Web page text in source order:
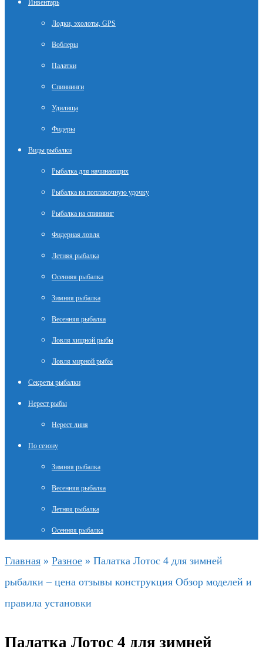
Инвентарь
Лодки, эхолоты, GPS
Воблеры
Палатки
Спиннинги
Удилища
Фидеры
Виды рыбалки
Рыбалка для начинающих
Рыбалка на поплавочную удочку
Рыбалка на спиннинг
Фидерная ловля
Летняя рыбалка
Осенняя рыбалка
Зимняя рыбалка
Весенняя рыбалка
Ловля хищной рыбы
Ловля мирной рыбы
Секреты рыбалки
Нерест рыбы
Нерест линя
По сезону
Зимняя рыбалка
Весенняя рыбалка
Летняя рыбалка
Осенняя рыбалка
Главная » Разное » Палатка Лотос 4 для зимней
рыбалки – цена отзывы конструкция Обзор моделей и
правила установки
Палатка Лотос 4 для зимней